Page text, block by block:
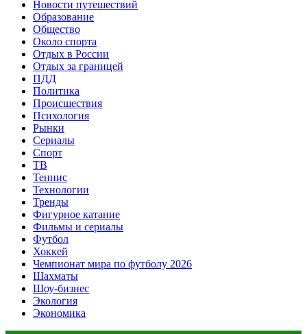
Новости путешествий
Образование
Общество
Около спорта
Отдых в России
Отдых за границей
ПДД
Политика
Происшествия
Психология
Рынки
Сериалы
Спорт
ТВ
Теннис
Технологии
Тренды
Фигурное катание
Фильмы и сериалы
Футбол
Хоккей
Чемпионат мира по футболу 2026
Шахматы
Шоу-бизнес
Экология
Экономика